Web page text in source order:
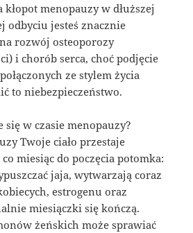
menopauzy w dłuższej
odbyciu jesteś znacznie
rozwój osteoporozy
i chorób serca, choć podjęcie
ze stylem życia
to niebezpieczeństwo.
się w czasie menopauzy?
Twoje ciało przestaje
miesiąc do poczęcia potomka:
jaja, wytwarzają coraz
estrogenu oraz
miesiączki się kończą.
żeńskich może sprawiać